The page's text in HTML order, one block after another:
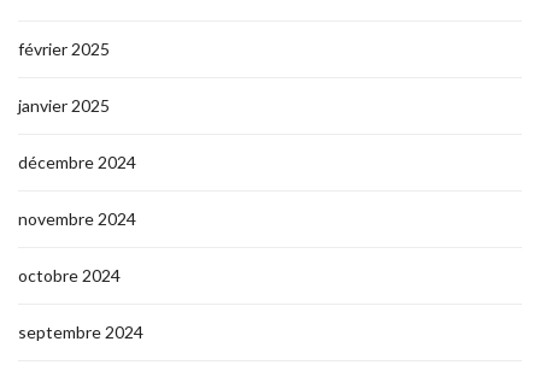
février 2025
janvier 2025
décembre 2024
novembre 2024
octobre 2024
septembre 2024